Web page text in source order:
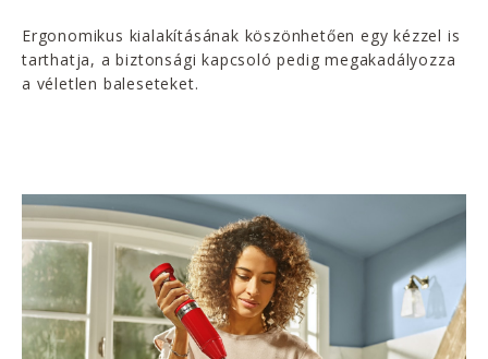
Ergonomikus kialakításának köszönhetően egy kézzel is
tarthatja, a biztonsági kapcsoló pedig megakadályozza
a véletlen baleseteket.